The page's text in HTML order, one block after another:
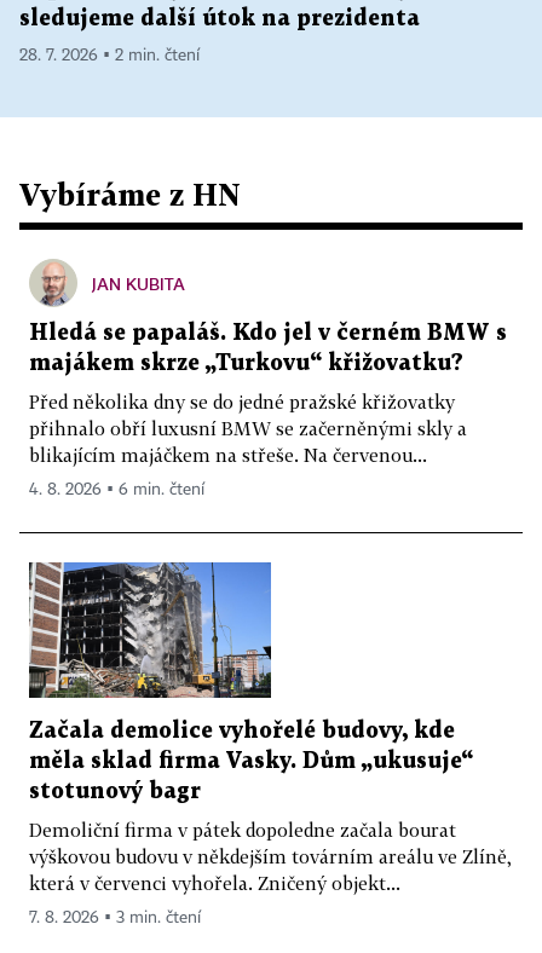
sledujeme další útok na prezidenta
28. 7. 2026 ▪ 2 min. čtení
Vybíráme z HN
JAN KUBITA
Hledá se papaláš. Kdo jel v černém BMW s
majákem skrze „Turkovu“ křižovatku?
Před několika dny se do jedné pražské křižovatky
přihnalo obří luxusní BMW se začerněnými skly a
blikajícím majáčkem na střeše. Na červenou...
4. 8. 2026 ▪ 6 min. čtení
Začala demolice vyhořelé budovy, kde
měla sklad firma Vasky. Dům „ukusuje“
stotunový bagr
Demoliční firma v pátek dopoledne začala bourat
výškovou budovu v někdejším továrním areálu ve Zlíně,
která v červenci vyhořela. Zničený objekt...
7. 8. 2026 ▪ 3 min. čtení